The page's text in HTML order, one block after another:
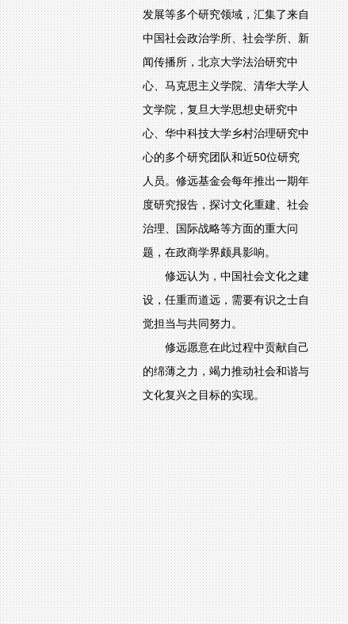
发展等多个研究领域，汇集了来自
中国社会政治学所、社会学所、新
闻传播所，北京大学法治研究中
心、马克思主义学院、清华大学人
文学院，复旦大学思想史研究中
心、华中科技大学乡村治理研究中
心的多个研究团队和近50位研究
人员。修远基金会每年推出一期年
度研究报告，探讨文化重建、社会
治理、国际战略等方面的重大问
题，在政商学界颇具影响。
修远认为，中国社会文化之建
设，任重而道远，需要有识之士自
觉担当与共同努力。
修远愿意在此过程中贡献自己
的绵薄之力，竭力推动社会和谐与
文化复兴之目标的实现。